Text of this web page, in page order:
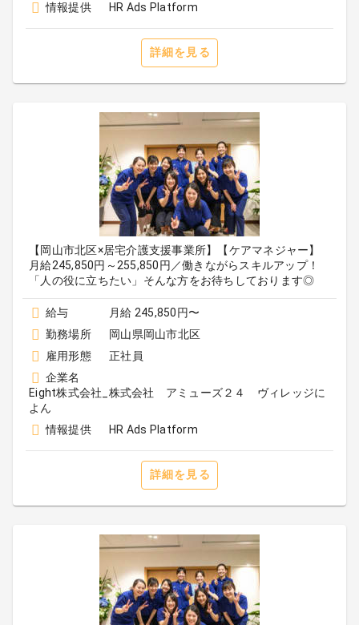
情報提供
HR Ads Platform
詳細を見る
【岡山市北区×居宅介護支援事業所】【ケアマネジャー】
月給245,850円～255,850円／働きながらスキルアップ！
「人の役に立ちたい」そんな方をお待ちしております◎
給与
月給 245,850円〜
勤務場所
岡山県岡山市北区
雇用形態
正社員
企業名
Eight株式会社_株式会社 アミューズ２４ ヴィレッジに
よん
情報提供
HR Ads Platform
詳細を見る